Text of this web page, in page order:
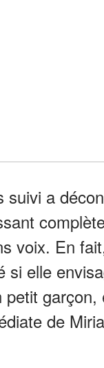
suivi a
voix. En
si elle
petit garçon,
de